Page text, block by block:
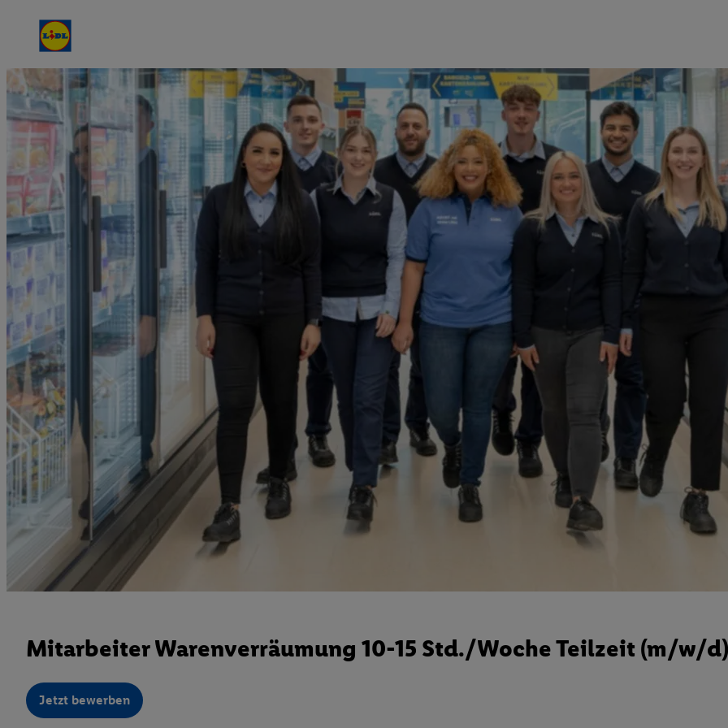
Mitarbeiter Warenverräumung 10-15 Std./Woche Teilzeit (m/w/d)
Jetzt bewerben